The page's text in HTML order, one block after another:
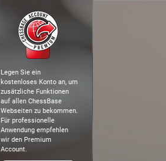
Legen Sie ein
kostenloses Konto an, um
zusätzliche Funktionen
auf allen ChessBase
Webseiten zu bekommen.
Für professionelle
Anwendung empfehlen
wir den Premium
Account.